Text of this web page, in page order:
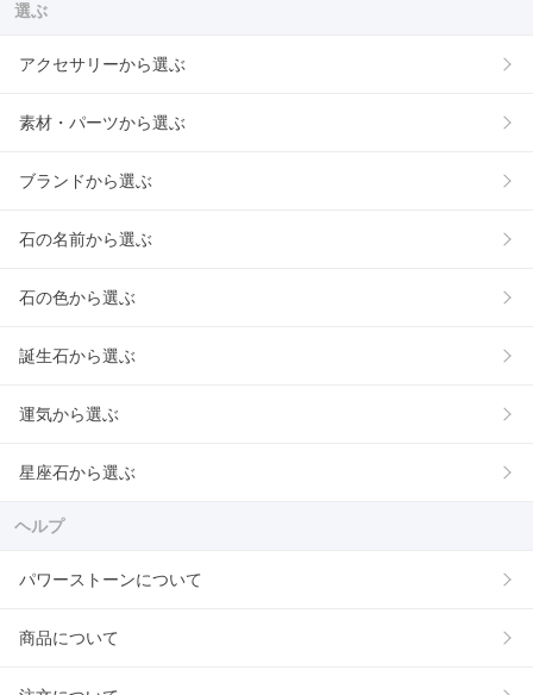
選ぶ
アクセサリーから選ぶ
素材・パーツから選ぶ
ブランドから選ぶ
石の名前から選ぶ
石の色から選ぶ
誕生石から選ぶ
運気から選ぶ
星座石から選ぶ
ヘルプ
パワーストーンについて
商品について